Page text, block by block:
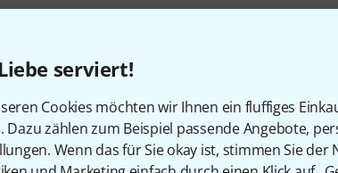
serviert!
Cookies möchten wir Ihnen ein fluffiges
Dazu zählen zum Beispiel passende Angebote,
Wenn das für Sie okay ist, stimmen Sie
Artikelnummer
Farbe Cherry
Griffbrett